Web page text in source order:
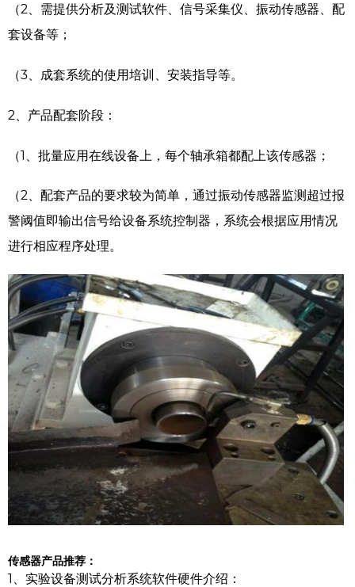
（2、需提供分析及测试软件、信号采集仪、振动传感器、配
套设备等；
（3、成套系统的使用培训、安装指导等。
2、产品配套阶段：
（1、批量应用在线设备上，每个轴承箱都配上该传感器；
（2、配套产品的要求较为简单，通过振动传感器监测超过报
警阈值即输出信号给设备系统控制器，系统会根据应用情况
进行相应程序处理。
传感器产品推荐：
1、实验设备测试分析系统软件硬件介绍：